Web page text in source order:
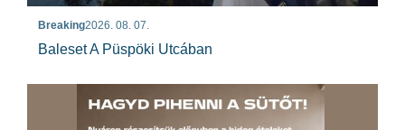
Breaking2026. 08. 07.
Baleset A Püspöki Utcában